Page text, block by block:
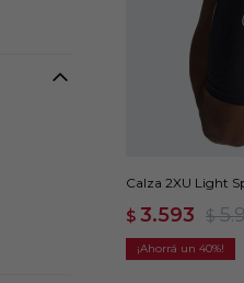
Calza 2XU Light
$ 3.593 $
40